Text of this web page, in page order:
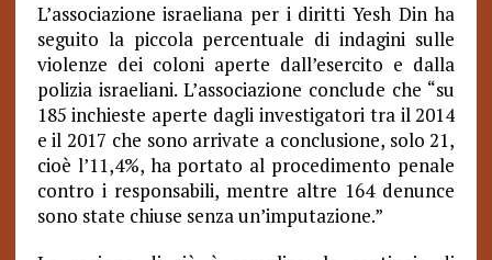
L’associazione israeliana per i diritti Yesh Din ha
seguito la piccola percentuale di indagini sulle
violenze dei coloni aperte dall’esercito e dalla
polizia israeliani. L’associazione conclude che “su
185 inchieste aperte dagli investigatori tra il 2014
e il 2017 che sono arrivate a conclusione, solo 21,
cioè l’11,4%, ha portato al procedimento penale
contro i responsabili, mentre altre 164 denunce
sono state chiuse senza un’imputazione.”